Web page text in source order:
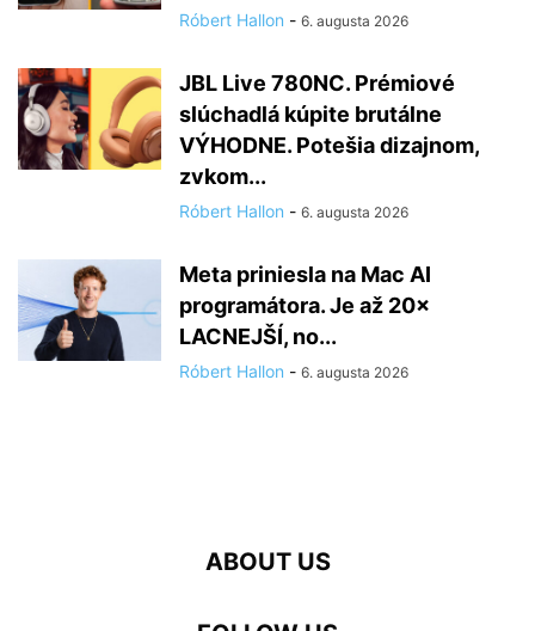
Róbert Hallon - 6. augusta 2026
JBL Live 780NC. Prémiové
slúchadlá kúpite brutálne
VÝHODNE. Potešia dizajnom,
zvkom...
Róbert Hallon - 6. augusta 2026
Meta priniesla na Mac AI
programátora. Je až 20×
LACNEJŠÍ, no...
Róbert Hallon - 6. augusta 2026
ABOUT US